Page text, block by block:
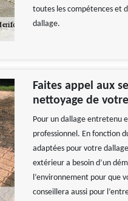
toutes les compétences et
dallage.
Faites appel aux
nettoyage de
Pour un dallage entretenu
professionnel. En fonction
adaptées pour votre
extérieur a besoin d’un
l’environnement pour que
conseillera aussi pour